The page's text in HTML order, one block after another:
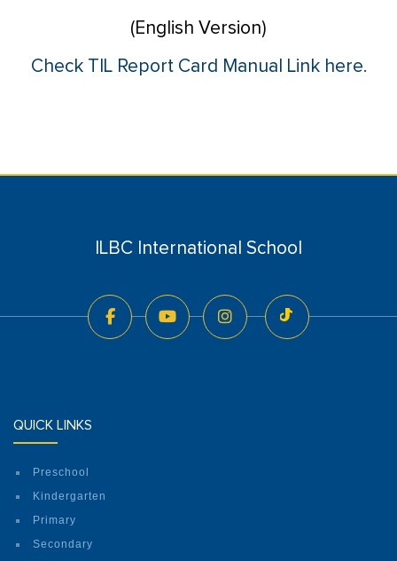
(English Version)
Check TIL Report Card Manual Link here.
ILBC International School
QUICK LINKS
Preschool
Kindergarten
Primary
Secondary